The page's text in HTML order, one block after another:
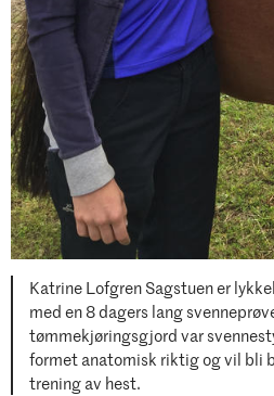
Katrine Lofgren Sagstuen er
med en 8 dagers lang
tømmekjøringsgjord var
formet anatomisk riktig og vil bli
trening av hest.